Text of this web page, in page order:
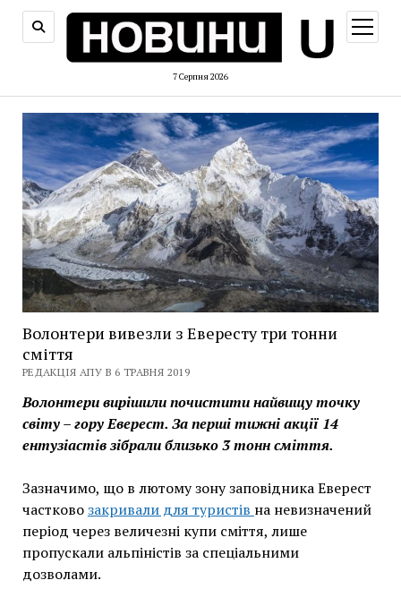
7 Серпня 2026
меню
Волонтери вивезли з Евересту три тонни
сміття
РЕДАКЦІЯ АПУ В 6 ТРАВНЯ 2019
Волонтери вирішили почистити найвищу точку
світу – гору Еверест. За перші тижні акції 14
ентузіастів зібрали близько 3 тонн сміття.
Зазначимо, що в лютому зону заповідника Еверест
частковозакривали для туристів на невизначений
період через величезні купи сміття, лише
пропускали альпіністів за спеціальними
дозволами.